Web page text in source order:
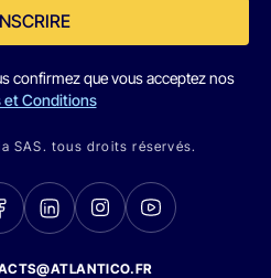
confirmez que vous acceptez nos
et Conditions
SAS. tous droits réservés.